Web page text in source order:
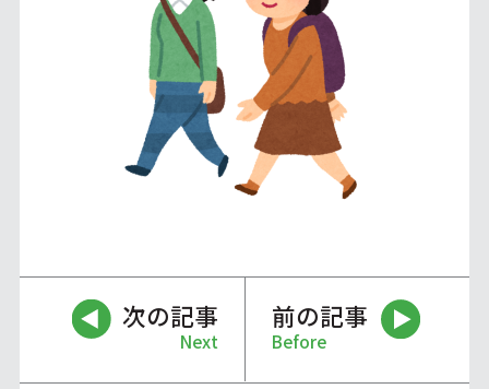
次の記事
Next
前の記事
Before